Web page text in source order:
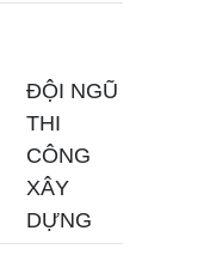
ĐỘI NGŨ
THI
CÔNG
XÂY
DỰNG